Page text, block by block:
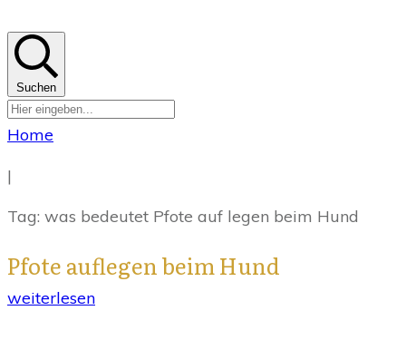
Suchen
Home
|
Tag: was bedeutet Pfote auf legen beim Hund
Pfote auflegen beim Hund
weiterlesen